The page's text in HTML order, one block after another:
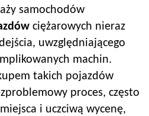
samochodów
ciężarowych nieraz
uwzględniającego
machin.
takich pojazdów
proces, często
i uczciwą wycenę,